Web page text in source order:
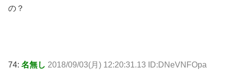
の？
74: 名無し 2018/09/03(月) 12:20:31.13 ID:DNeVNFOpa